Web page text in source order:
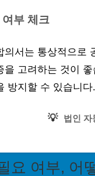
부 체크
의서는 통상적으로
을 고려하는 것이
방지할 수 있습니
💡 법인 자
요 여부, 어